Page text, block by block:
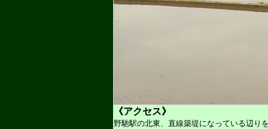
《アクセス》
野馳駅の北東、直線築堤になっている辺り